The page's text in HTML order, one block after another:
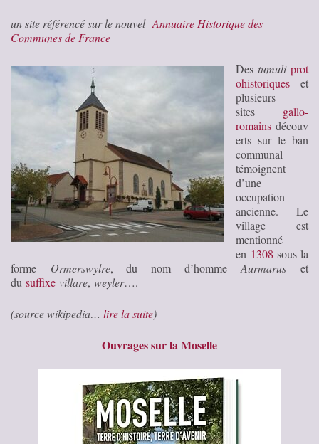
un site référencé sur le nouvel Annuaire Historique des
Communes de France
Des tumuli prot
ohistoriques et
plusieurs
sites gallo-
romains découv
erts sur le ban
communal
témoignent
d’une
occupation
ancienne. Le
village est
mentionné
en 1308 sous la
forme Ormerswylre, du nom d’hommeAurmarus et
du suffixe villare, weyler….
(source wikipedia… lire la suite)
Ouvrages sur la Moselle